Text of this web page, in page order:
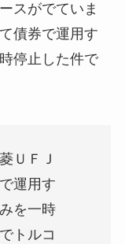
スがでていま
債券で運用す
停止した件で
ＵＦＪ
運用す
を一時
トルコ